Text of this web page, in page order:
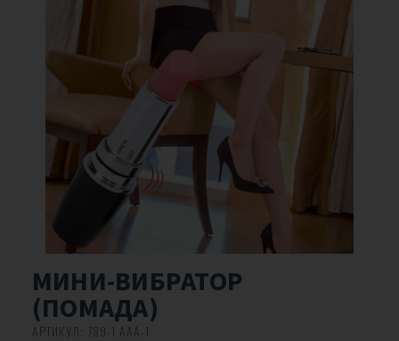
МИНИ-ВИБРАТОР
(ПОМАДА)
АРТИКУЛ: 789-1 ААА-1